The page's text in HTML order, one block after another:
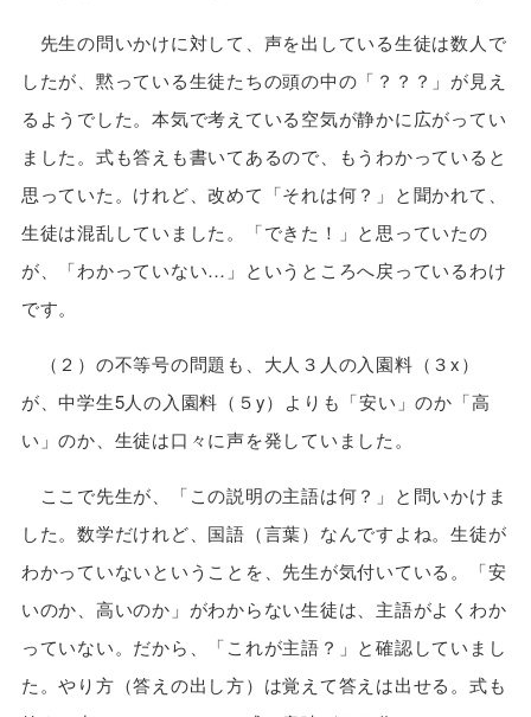
先生の問いかけに対して、声を出している生徒は数人で
したが、黙っている生徒たちの頭の中の「？？？」が見え
るようでした。本気で考えている空気が静かに広がってい
ました。式も答えも書いてあるので、もうわかっていると
思っていた。けれど、改めて「それは何？」と聞かれて、
生徒は混乱していました。「できた！」と思っていたの
が、「わかっていない…」というところへ戻っているわけ
です。
（２）の不等号の問題も、大人３人の入園料（３x）
が、中学生5人の入園料（５y）よりも「安い」のか「高
い」のか、生徒は口々に声を発していました。
ここで先生が、「この説明の主語は何？」と問いかけま
した。数学だけれど、国語（言葉）なんですよね。生徒が
わかっていないということを、先生が気付いている。「安
いのか、高いのか」がわからない生徒は、主語がよくわか
っていない。だから、「これが主語？」と確認していまし
た。やり方（答えの出し方）は覚えて答えは出せる。式も